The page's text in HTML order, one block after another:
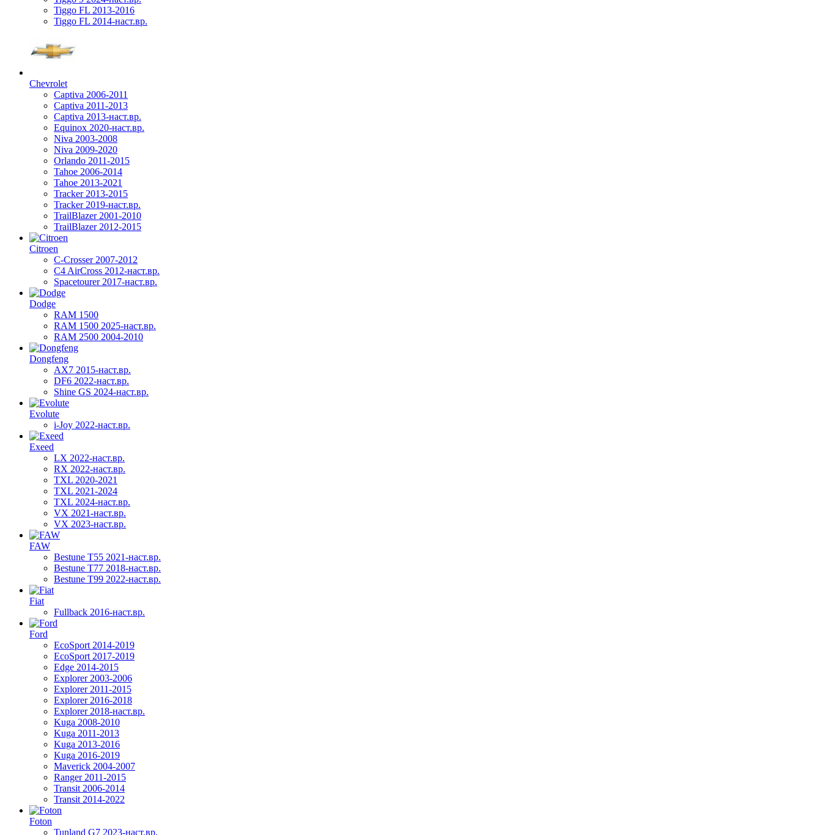
Tiggo FL 2013-2016
Tiggo FL 2014-наст.вр.
Chevrolet
Captiva 2006-2011
Captiva 2011-2013
Captiva 2013-наст.вр.
Equinox 2020-наст.вр.
Niva 2003-2008
Niva 2009-2020
Orlando 2011-2015
Tahoe 2006-2014
Tahoe 2013-2021
Tracker 2013-2015
Tracker 2019-наст.вр.
TrailBlazer 2001-2010
TrailBlazer 2012-2015
Citroen
C-Crosser 2007-2012
C4 AirCross 2012-наст.вр.
Spacetourer 2017-наст.вр.
Dodge
RAM 1500
RAM 1500 2025-наст.вр.
RAM 2500 2004-2010
Dongfeng
AX7 2015-наст.вр.
DF6 2022-наст.вр.
Shine GS 2024-наст.вр.
Evolute
i-Joy 2022-наст.вр.
Exeed
LX 2022-наст.вр.
RX 2022-наст.вр.
TXL 2020-2021
TXL 2021-2024
TXL 2024-наст.вр.
VX 2021-наст.вр.
VX 2023-наст.вр.
FAW
Bestune T55 2021-наст.вр.
Bestune T77 2018-наст.вр.
Bestune T99 2022-наст.вр.
Fiat
Fullback 2016-наст.вр.
Ford
EcoSport 2014-2019
EcoSport 2017-2019
Edge 2014-2015
Explorer 2003-2006
Explorer 2011-2015
Explorer 2016-2018
Explorer 2018-наст.вр.
Kuga 2008-2010
Kuga 2011-2013
Kuga 2013-2016
Kuga 2016-2019
Maverick 2004-2007
Ranger 2011-2015
Transit 2006-2014
Transit 2014-2022
Foton
Tunland G7 2023-наст.вр.